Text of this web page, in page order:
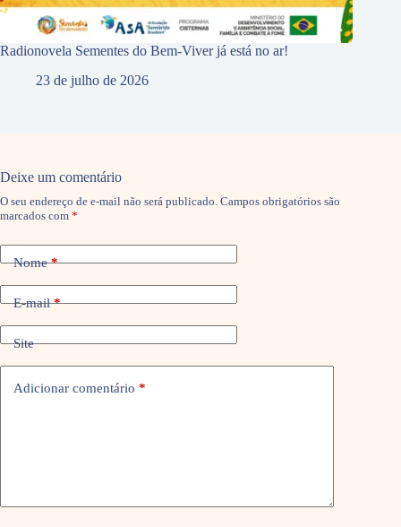
Radionovela Sementes do Bem-Viver já está no ar!
23 de julho de 2026
Deixe um comentário
O seu endereço de e-mail não será publicado. Campos obrigatórios são
marcados com *
Nome*
E-mail*
Site
Adicionar comentário *